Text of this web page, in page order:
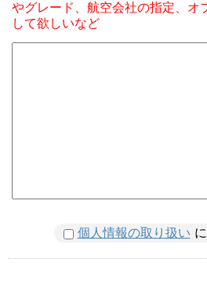
やグレード、航空会社の指定、オ
して欲しいなど
個人情報の取り扱い